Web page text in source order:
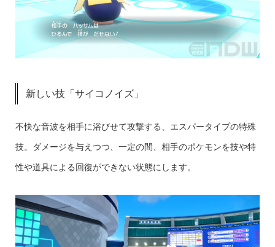
新しい技「サイコノイズ」
不快な音波を相手に浴びせて攻撃する、エスパータイプの特殊
技。ダメージを与えつつ、一定の間、相手のポケモンを技や特
性や道具による回復ができない状態にします。